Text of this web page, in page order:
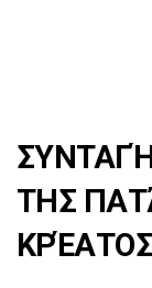
ΤΗΣ
ΚΡΈΑΤΟΣ